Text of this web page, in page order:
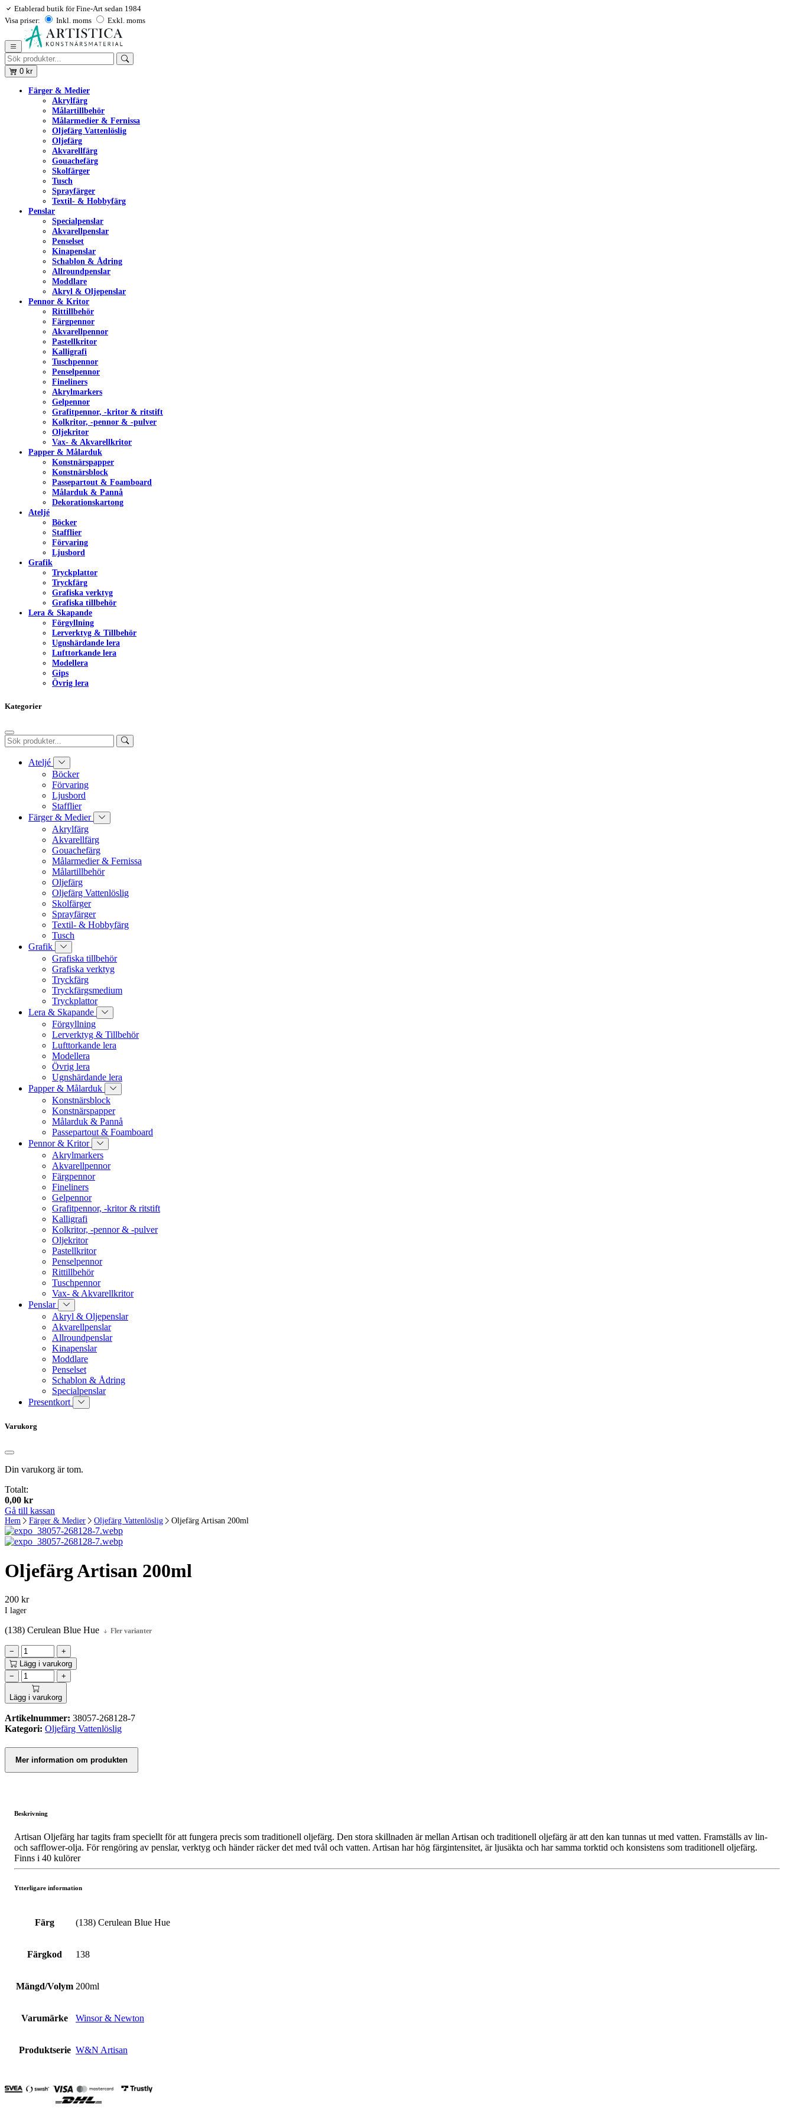
Etablerad butik för Fine-Art sedan 1984
Visa priser:
Inkl. moms Exkl. moms
0 kr
Färger & Medier
Akrylfärg
Målartillbehör
Målarmedier & Fernissa
Oljefärg Vattenlöslig
Oljefärg
Akvarellfärg
Gouachefärg
Skolfärger
Tusch
Sprayfärger
Textil- & Hobbyfärg
Penslar
Specialpenslar
Akvarellpenslar
Penselset
Kinapenslar
Schablon & Ådring
Allroundpenslar
Moddlare
Akryl & Oljepenslar
Pennor & Kritor
Rittillbehör
Färgpennor
Akvarellpennor
Pastellkritor
Kalligrafi
Tuschpennor
Penselpennor
Fineliners
Akrylmarkers
Gelpennor
Grafitpennor, -kritor & ritstift
Kolkritor, -pennor & -pulver
Oljekritor
Vax- & Akvarellkritor
Papper & Målarduk
Konstnärspapper
Konstnärsblock
Passepartout & Foamboard
Målarduk & Pannå
Dekorationskartong
Ateljé
Böcker
Stafflier
Förvaring
Ljusbord
Grafik
Tryckplattor
Tryckfärg
Grafiska verktyg
Grafiska tillbehör
Lera & Skapande
Förgyllning
Lerverktyg & Tillbehör
Ugnshärdande lera
Lufttorkande lera
Modellera
Gips
Övrig lera
Kategorier
Ateljé
Böcker
Förvaring
Ljusbord
Stafflier
Färger & Medier
Akrylfärg
Akvarellfärg
Gouachefärg
Målarmedier & Fernissa
Målartillbehör
Oljefärg
Oljefärg Vattenlöslig
Skolfärger
Sprayfärger
Textil- & Hobbyfärg
Tusch
Grafik
Grafiska tillbehör
Grafiska verktyg
Tryckfärg
Tryckfärgsmedium
Tryckplattor
Lera & Skapande
Förgyllning
Lerverktyg & Tillbehör
Lufttorkande lera
Modellera
Övrig lera
Ugnshärdande lera
Papper & Målarduk
Konstnärsblock
Konstnärspapper
Målarduk & Pannå
Passepartout & Foamboard
Pennor & Kritor
Akrylmarkers
Akvarellpennor
Färgpennor
Fineliners
Gelpennor
Grafitpennor, -kritor & ritstift
Kalligrafi
Kolkritor, -pennor & -pulver
Oljekritor
Pastellkritor
Penselpennor
Rittillbehör
Tuschpennor
Vax- & Akvarellkritor
Penslar
Akryl & Oljepenslar
Akvarellpenslar
Allroundpenslar
Kinapenslar
Moddlare
Penselset
Schablon & Ådring
Specialpenslar
Presentkort
Varukorg
Din varukorg är tom.
Totalt:
0,00 kr
Gå till kassan
Hem Färger & Medier Oljefärg Vattenlöslig Oljefärg Artisan 200ml
Oljefärg Artisan 200ml
200 kr
I lager
(138) Cerulean Blue Hue Fler varianter
−
+
Lägg i varukorg
−
+
Lägg i varukorg
Artikelnummer: 38057-268128-7
Kategori: Oljefärg Vattenlöslig
Mer information om produkten
Beskrivning
Artisan Oljefärg har tagits fram speciellt för att fungera precis som traditionell oljefärg. Den stora skillnaden är mellan Artisan och traditionell oljefärg är att den kan tunnas ut med vatten. Framställs av lin-
och safflower-olja. För rengöring av penslar, verktyg och händer räcker det med tvål och vatten. Artisan har hög färgintensitet, är ljusäkta och har samma torktid och konsistens som traditionell oljefärg.
Finns i 40 kulörer
Ytterligare information
Färg (138) Cerulean Blue Hue
Färgkod 138
Mängd/Volym 200ml
Varumärke Winsor & Newton
Produktserie W&N Artisan